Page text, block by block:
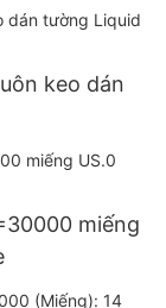
keo dán
miếng